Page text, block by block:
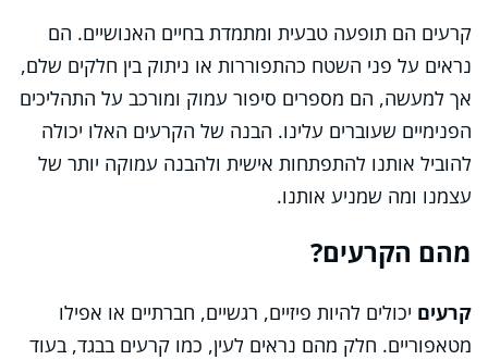
קרעים הם תופעה טבעית ומתמדת בחיים האנושיים. הם
נראים על פני השטח כהתפוררות או ניתוק בין חלקים שלם,
אך למעשה, הם מספרים סיפור עמוק ומורכב על התהליכים
הפנימיים שעוברים עלינו. הבנה של הקרעים האלו יכולה
להוביל אותנו להתפתחות אישית ולהבנה עמוקה יותר של
עצמנו ומה שמניע אותנו.
מהם הקרעים?
קרעים יכולים להיות פיזיים, רגשיים, חברתיים או אפילו
מטאפוריים. חלק מהם נראים לעין, כמו קרעים בבגד, בעוד